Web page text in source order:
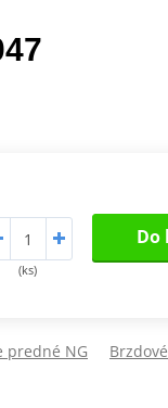
(ks)
Do
predné NG